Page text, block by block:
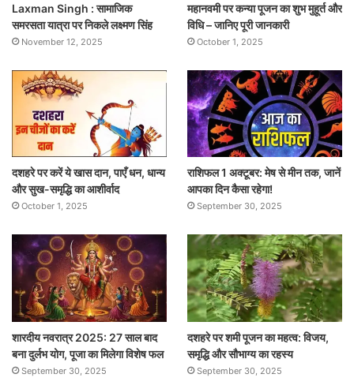
Laxman Singh : सामाजिक
समरसता यात्रा पर निकले लक्ष्मण सिंह
November 12, 2025
महानवमी पर कन्या पूजन का शुभ मुहूर्त और
विधि – जानिए पूरी जानकारी
October 1, 2025
दशहरे पर करें ये खास दान, पाएँ धन, धान्य
और सुख-समृद्धि का आशीर्वाद
October 1, 2025
राशिफल 1 अक्टूबर: मेष से मीन तक, जानें
आपका दिन कैसा रहेगा!
September 30, 2025
शारदीय नवरात्र 2025: 27 साल बाद
बना दुर्लभ योग, पूजा का मिलेगा विशेष फल
September 30, 2025
दशहरे पर शमी पूजन का महत्व: विजय,
समृद्धि और सौभाग्य का रहस्य
September 30, 2025